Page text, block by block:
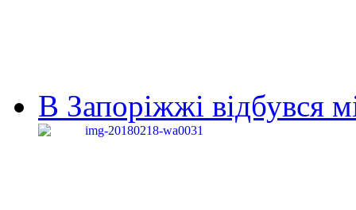
В Запоріжжі відбувся